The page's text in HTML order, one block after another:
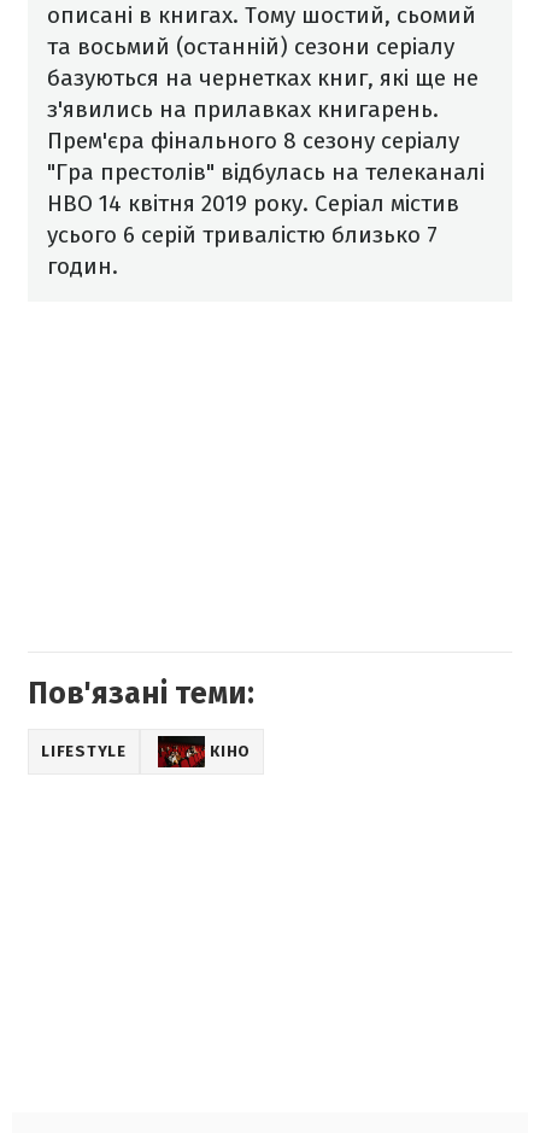
описані в книгах. Тому шостий, сьомий
та восьмий (останній) сезони серіалу
базуються на чернетках книг, які ще не
з'явились на прилавках книгарень.
Прем'єра фінального 8 сезону серіалу
"Гра престолів" відбулась на телеканалі
HBO 14 квітня 2019 року. Серіал містив
усього 6 серій тривалістю близько 7
годин.
Пов'язані теми:
LIFESTYLE КІНО